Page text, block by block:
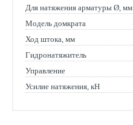
Для натяжения арматуры Ø, мм
Модель домкрата
Ход штока, мм
Гидронатяжитель
Управление
Усилие натяжения, кН